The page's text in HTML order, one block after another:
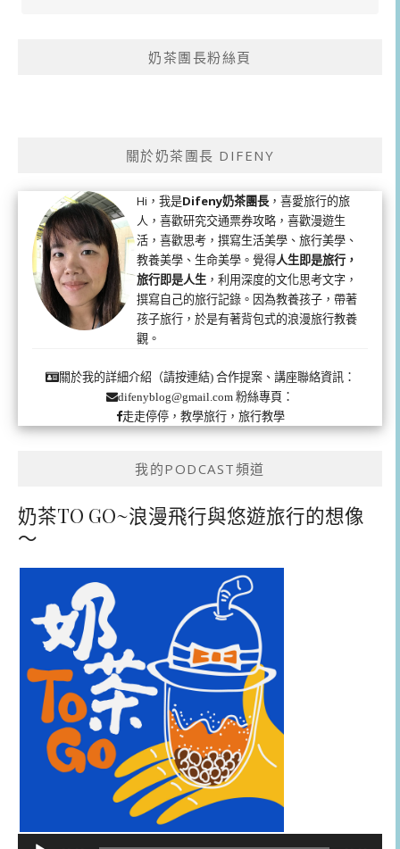
奶茶團長粉絲頁
關於奶茶團長 DIFENY
Hi，我是Difeny奶茶團長 ，喜愛旅行的旅
人，喜歡研究交通票券攻略，喜歡漫遊生
活，喜歡思考，撰寫生活美學、旅行美學、
教養美學、生命美學。覺得人生即是旅行，
旅行即是人生 ，利用深度的文化思考文字，
撰寫自己的旅行記錄。因為教養孩子，帶著
孩子旅行，於是有著背包式的浪漫旅行教養
觀。
關於我的詳細介紹（請按連結)合作提案、講座聯絡資訊：
difenyblog@gmail.com 粉絲專頁：
走走停停，教學旅行，旅行教學
我的PODCAST頻道
奶茶TO GO~浪漫飛行與悠遊旅行的想像
～